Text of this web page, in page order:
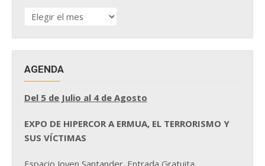
HISTÓRICO
DE
AGENDA
Del 5 de Julio al 4 de Agosto
EXPO DE HIPERCOR A ERMUA, EL TERRORISMO Y
SUS VÍCTIMAS